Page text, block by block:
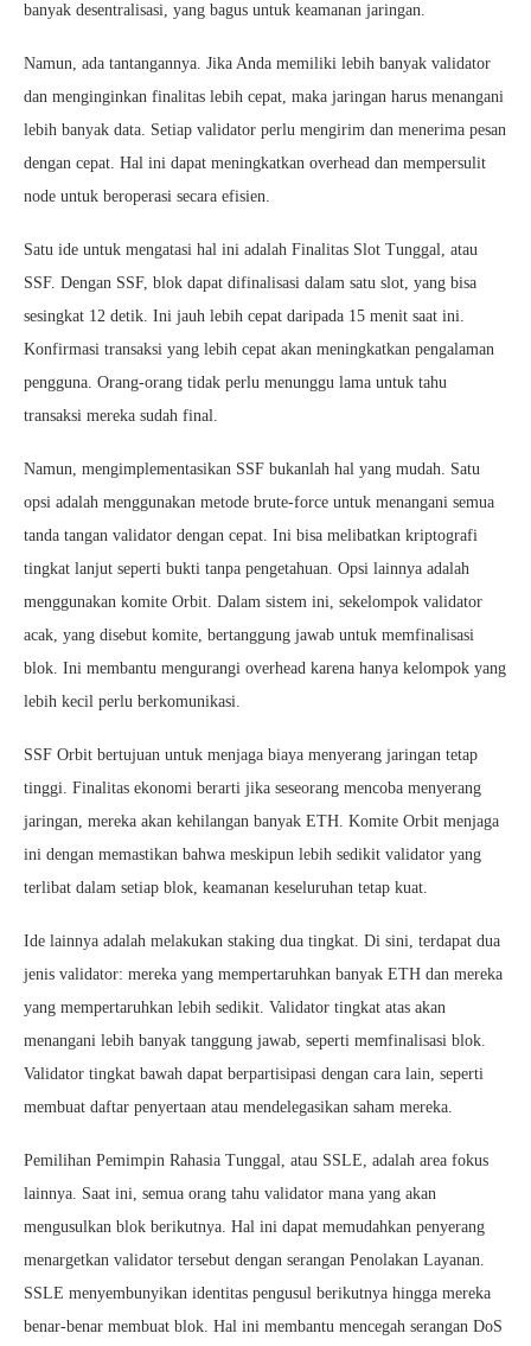
banyak desentralisasi, yang bagus untuk keamanan jaringan.
Namun, ada tantangannya. Jika Anda memiliki lebih banyak validator
dan menginginkan finalitas lebih cepat, maka jaringan harus menangani
lebih banyak data. Setiap validator perlu mengirim dan menerima pesan
dengan cepat. Hal ini dapat meningkatkan overhead dan mempersulit
node untuk beroperasi secara efisien.
Satu ide untuk mengatasi hal ini adalah Finalitas Slot Tunggal, atau
SSF. Dengan SSF, blok dapat difinalisasi dalam satu slot, yang bisa
sesingkat 12 detik. Ini jauh lebih cepat daripada 15 menit saat ini.
Konfirmasi transaksi yang lebih cepat akan meningkatkan pengalaman
pengguna. Orang-orang tidak perlu menunggu lama untuk tahu
transaksi mereka sudah final.
Namun, mengimplementasikan SSF bukanlah hal yang mudah. Satu
opsi adalah menggunakan metode brute-force untuk menangani semua
tanda tangan validator dengan cepat. Ini bisa melibatkan kriptografi
tingkat lanjut seperti bukti tanpa pengetahuan. Opsi lainnya adalah
menggunakan komite Orbit. Dalam sistem ini, sekelompok validator
acak, yang disebut komite, bertanggung jawab untuk memfinalisasi
blok. Ini membantu mengurangi overhead karena hanya kelompok yang
lebih kecil perlu berkomunikasi.
SSF Orbit bertujuan untuk menjaga biaya menyerang jaringan tetap
tinggi. Finalitas ekonomi berarti jika seseorang mencoba menyerang
jaringan, mereka akan kehilangan banyak ETH. Komite Orbit menjaga
ini dengan memastikan bahwa meskipun lebih sedikit validator yang
terlibat dalam setiap blok, keamanan keseluruhan tetap kuat.
Ide lainnya adalah melakukan staking dua tingkat. Di sini, terdapat dua
jenis validator: mereka yang mempertaruhkan banyak ETH dan mereka
yang mempertaruhkan lebih sedikit. Validator tingkat atas akan
menangani lebih banyak tanggung jawab, seperti memfinalisasi blok.
Validator tingkat bawah dapat berpartisipasi dengan cara lain, seperti
membuat daftar penyertaan atau mendelegasikan saham mereka.
Pemilihan Pemimpin Rahasia Tunggal, atau SSLE, adalah area fokus
lainnya. Saat ini, semua orang tahu validator mana yang akan
mengusulkan blok berikutnya. Hal ini dapat memudahkan penyerang
menargetkan validator tersebut dengan serangan Penolakan Layanan.
SSLE menyembunyikan identitas pengusul berikutnya hingga mereka
benar-benar membuat blok. Hal ini membantu mencegah serangan DoS